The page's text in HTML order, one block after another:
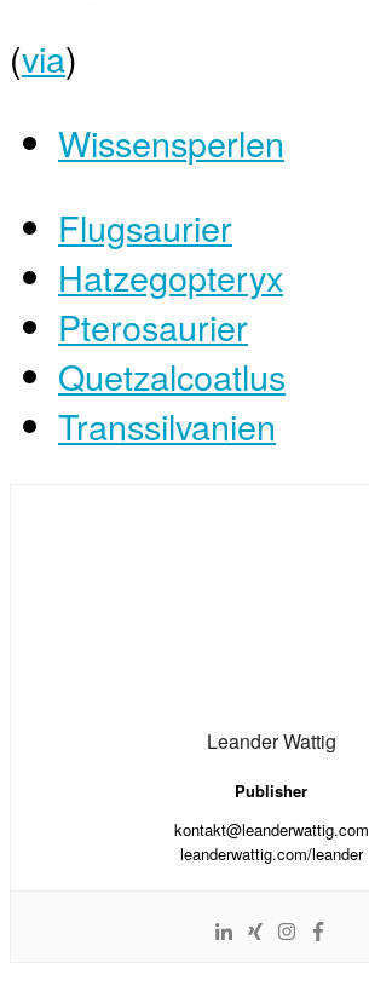
(via)
Wissensperlen
Flugsaurier
Hatzegopteryx
Pterosaurier
Quetzalcoatlus
Transsilvanien
Leander Wattig
Publisher
kontakt@leanderwattig.com
leanderwattig.com/leander